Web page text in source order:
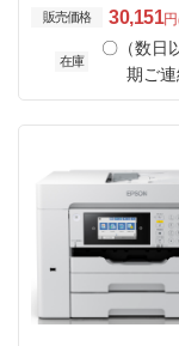
販売価格 30,151円
在庫
〇（数日
期ご連